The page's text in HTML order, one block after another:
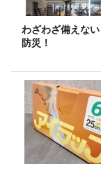
わざわざ備えな
防災！